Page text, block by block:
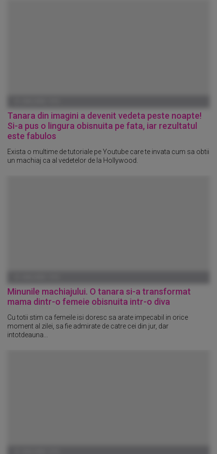
Tanara din imagini a devenit vedeta peste noapte!
Si-a pus o lingura obisnuita pe fata, iar rezultatul
este fabulos
Exista o multime de tutoriale pe Youtube care te invata cum sa obtii
un machiaj ca al vedetelor de la Hollywood.
Minunile machiajului. O tanara si-a transformat
mama dintr-o femeie obisnuita intr-o diva
Cu totii stim ca femeile isi doresc sa arate impecabil in orice
moment al zilei, sa fie admirate de catre cei din jur, dar
intotdeauna...